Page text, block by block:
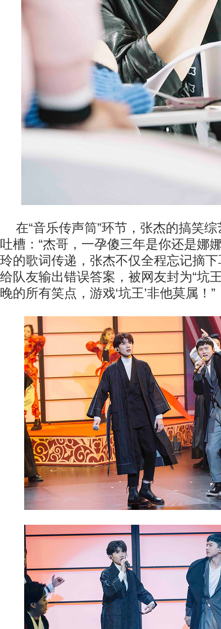
在“音乐传声筒”环节，张杰的搞笑
吐槽：“杰哥，一孕傻三年是你还是娜
玲的歌词传递，张杰不仅全程忘记摘
给队友输出错误答案，被网友封为“坑
晚的所有笑点，游戏‘坑王’非他莫属！”